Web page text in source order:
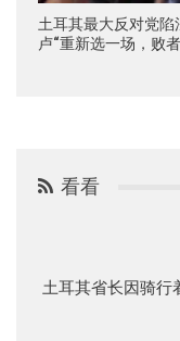
土耳其最大反对党
卢“重新选一场，败
看看
土耳其省长因骑行